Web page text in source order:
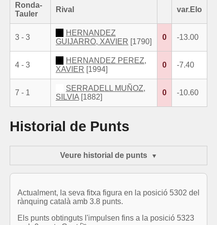
Ronda-
Tauler
Rival var.Elo
3 - 3
HERNANDEZ
GUIJARRO, XAVIER [1790]
0 -13.00
4 - 3
HERNANDEZ PEREZ,
XAVIER [1994]
0 -7.40
7 - 1
SERRADELL MUÑOZ,
SILVIA [1882]
0 -10.60
Historial de Punts
Veure historial de punts
Actualment, la seva fitxa figura en la posició 5302 del
rànquing català amb 3.8 punts.
Els punts obtinguts l'impulsen fins a la posició 5323